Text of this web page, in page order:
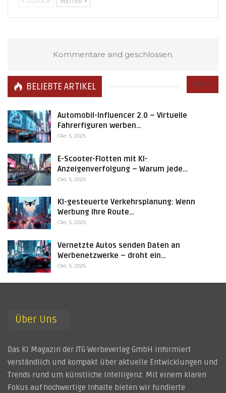
Kommentare sind geschlossen.
Alle
BELIEBTE ARTIKEL
Automobil-Influencer 2.0 – Virtuelle
Fahrerfiguren werben…
Okt. 5, 2025
E-Scooter-Flotten mit KI-
Anzeigenverfolgung – Warum jede…
Okt. 5, 2025
KI-gesteuerte Verkehrsplanung: Wenn
Werbung Ihre Route…
Okt. 5, 2025
Vernetzte Autos senden Daten an
Werbenetzwerke – droht ein…
Okt. 5, 2025
Über Uns
Das KI Magazin der JTG Werbeverlag GmbH informiert
verständlich und kompakt über aktuelle Entwicklungen und
Trends rund um künstliche Intelligenz. Mit einem klaren
Fokus auf hochwertige Inhalte bieten wir fundierte